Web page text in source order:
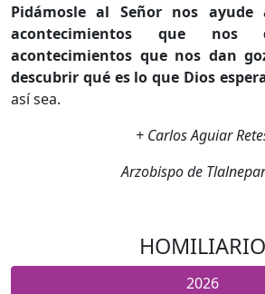
Pidámosle al Señor nos
acontecimientos que
acontecimientos que nos dan
descubrir qué es lo que Dios
así sea.
+ Carlos Aguiar
Arzobispo de
HOMILIARIO
2026